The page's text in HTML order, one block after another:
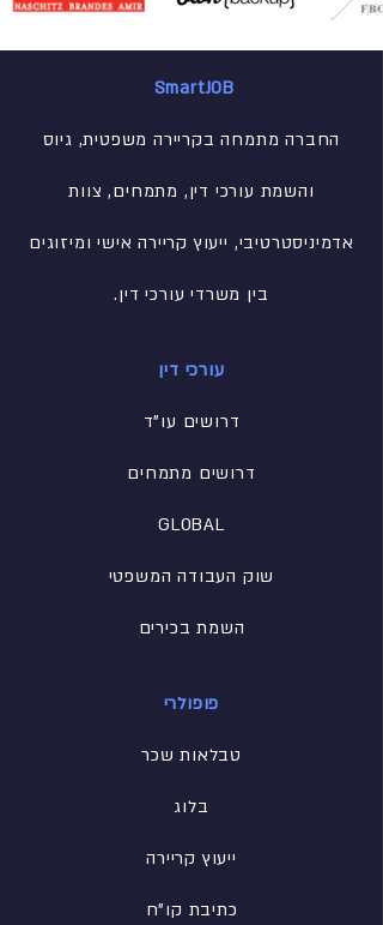
SmartJOB
החברה מתמחה בקריירה משפטית, גיוס
והשמת עורכי דין, מתמחים, צוות
אדמיניסטרטיבי, ייעוץ קריירה אישי ומיזוגים
בין משרדי עורכי דין.
עורכי דין
דרושים עו"ד
דרושים מתמחים
GLOBAL
שוק העבודה המשפטי
השמת בכירים
פופולרי
טבלאות שכר
בלוג
ייעוץ קריירה
כתיבת קו"ח